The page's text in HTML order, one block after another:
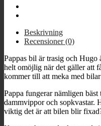
Beskrivning
Recensioner (0)
Pappas bil är trasig och Hugo
helt omöjlig när det gäller att
kommer till att meka med
Pappa fungerar nämligen
dammvippor och sopkvastar.
viktig det är att bilen blir